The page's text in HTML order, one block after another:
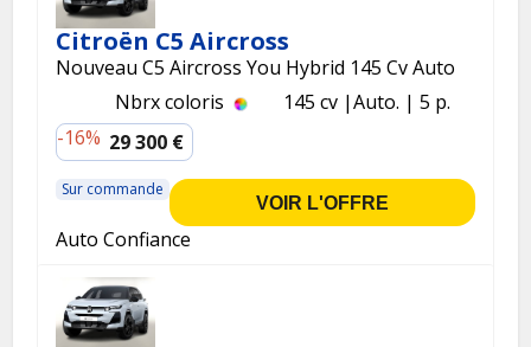
Citroën C5 Aircross
Nouveau C5 Aircross You Hybrid 145 Cv Auto
Nbrx coloris
145 cv Auto.
5 p.
-16% 29 300 €
Sur commande
VOIR L'OFFRE
Auto Confiance